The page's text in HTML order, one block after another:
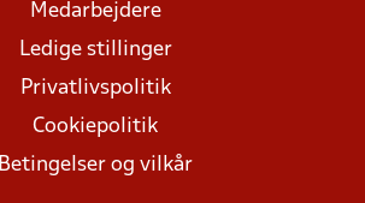
Medarbejdere
Ledige stillinger
Privatlivspolitik
Cookiepolitik
Betingelser og vilkår